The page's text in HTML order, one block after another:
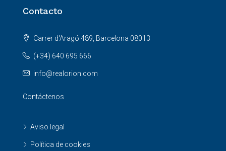
Contacto
Carrer d'Aragó 489, Barcelona 08013
(+34) 640 695 666
info@realorion.com
Contáctenos
Aviso legal
Política de cookies